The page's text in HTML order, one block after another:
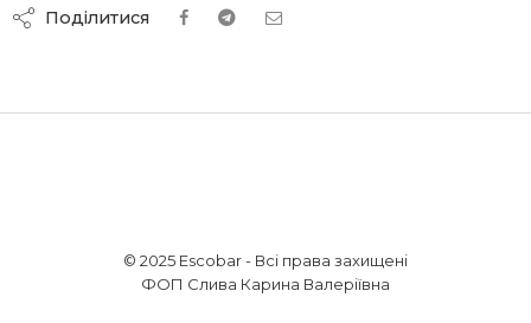
Поділитися
© 2025 Escobar - Всі права захищені
ФОП Слива Карина Валеріївна